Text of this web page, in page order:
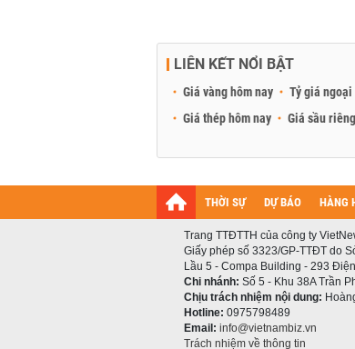
LIÊN KẾT NỔI BẬT
Giá vàng hôm nay Tỷ giá ngoại
Giá thép hôm nay
Giá sầu riêng
THỜI SỰ DỰ BÁO HÀNG
Trang TTĐTTH của công ty
Giấy phép số 3323/GP-TTĐT do
Lầu 5 - Compa Building - 293
Chi nhánh: Số 5 - Khu 38A Trần
Chịu trách nhiệm nội dung:
Hotline: 0975798489
Email: info@vietnambiz.vn
Trách nhiệm về thông tin